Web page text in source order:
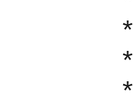
*
*
*